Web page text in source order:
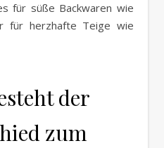
für süße Backwaren wie
für herzhafte Teige wie
der
zum